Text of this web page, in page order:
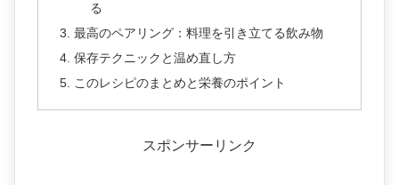
る
最高のペアリング：料理を引き立てる飲み物
保存テクニックと温め直し方
このレシピのまとめと栄養のポイント
スポンサーリンク